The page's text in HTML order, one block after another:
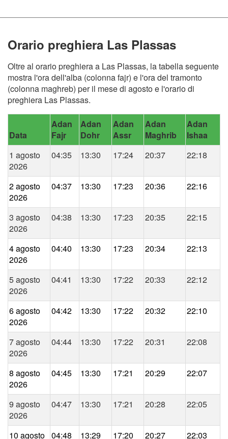
Orario preghiera Las Plassas
Oltre al orario preghiera a Las Plassas, la tabella seguente
mostra l'ora dell'alba (colonna fajr) e l'ora del tramonto
(colonna maghreb) per il mese di agosto e l'orario di
preghiera Las Plassas.
Data
Adan
Fajr
Adan
Dohr
Adan
Assr
Adan
Maghrib
Adan
Ishaa
1 agosto
2026
04:35 13:30 17:24 20:37 22:18
2 agosto
2026
04:37 13:30 17:23 20:36 22:16
3 agosto
2026
04:38 13:30 17:23 20:35 22:15
4 agosto
2026
04:40 13:30 17:23 20:34 22:13
5 agosto
2026
04:41 13:30 17:22 20:33 22:12
6 agosto
2026
04:42 13:30 17:22 20:32 22:10
7 agosto
2026
04:44 13:30 17:22 20:31 22:08
8 agosto
2026
04:45 13:30 17:21 20:29 22:07
9 agosto
2026
04:47 13:30 17:21 20:28 22:05
10 agosto 04:48 13:29 17:20 20:27 22:03